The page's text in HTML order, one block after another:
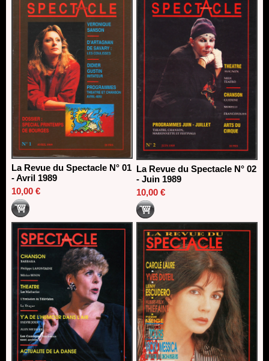
La Revue du Spectacle N° 01
- Avril 1989
10,00 €
La Revue du Spectacle N° 02
- Juin 1989
10,00 €